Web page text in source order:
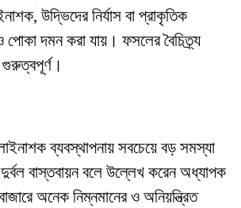
উদ্ভিদের নির্যাস বা প্রাকৃতিক
পোকা দমন করা যায়। ফসলের বৈচিত্র্য
ব্যবস্থাপনায় সবচেয়ে বড় সমস্যা
বাস্তবায়ন বলে উল্লেখ করেন অধ্যাপক
অনেক নিম্নমানের ও অনিয়ন্ত্রিত